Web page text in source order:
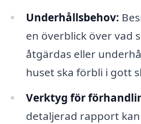
Underhållsbehov:
en överblick över vad
åtgärdas eller
huset ska förbli i gott
Verktyg för
detaljerad rapport